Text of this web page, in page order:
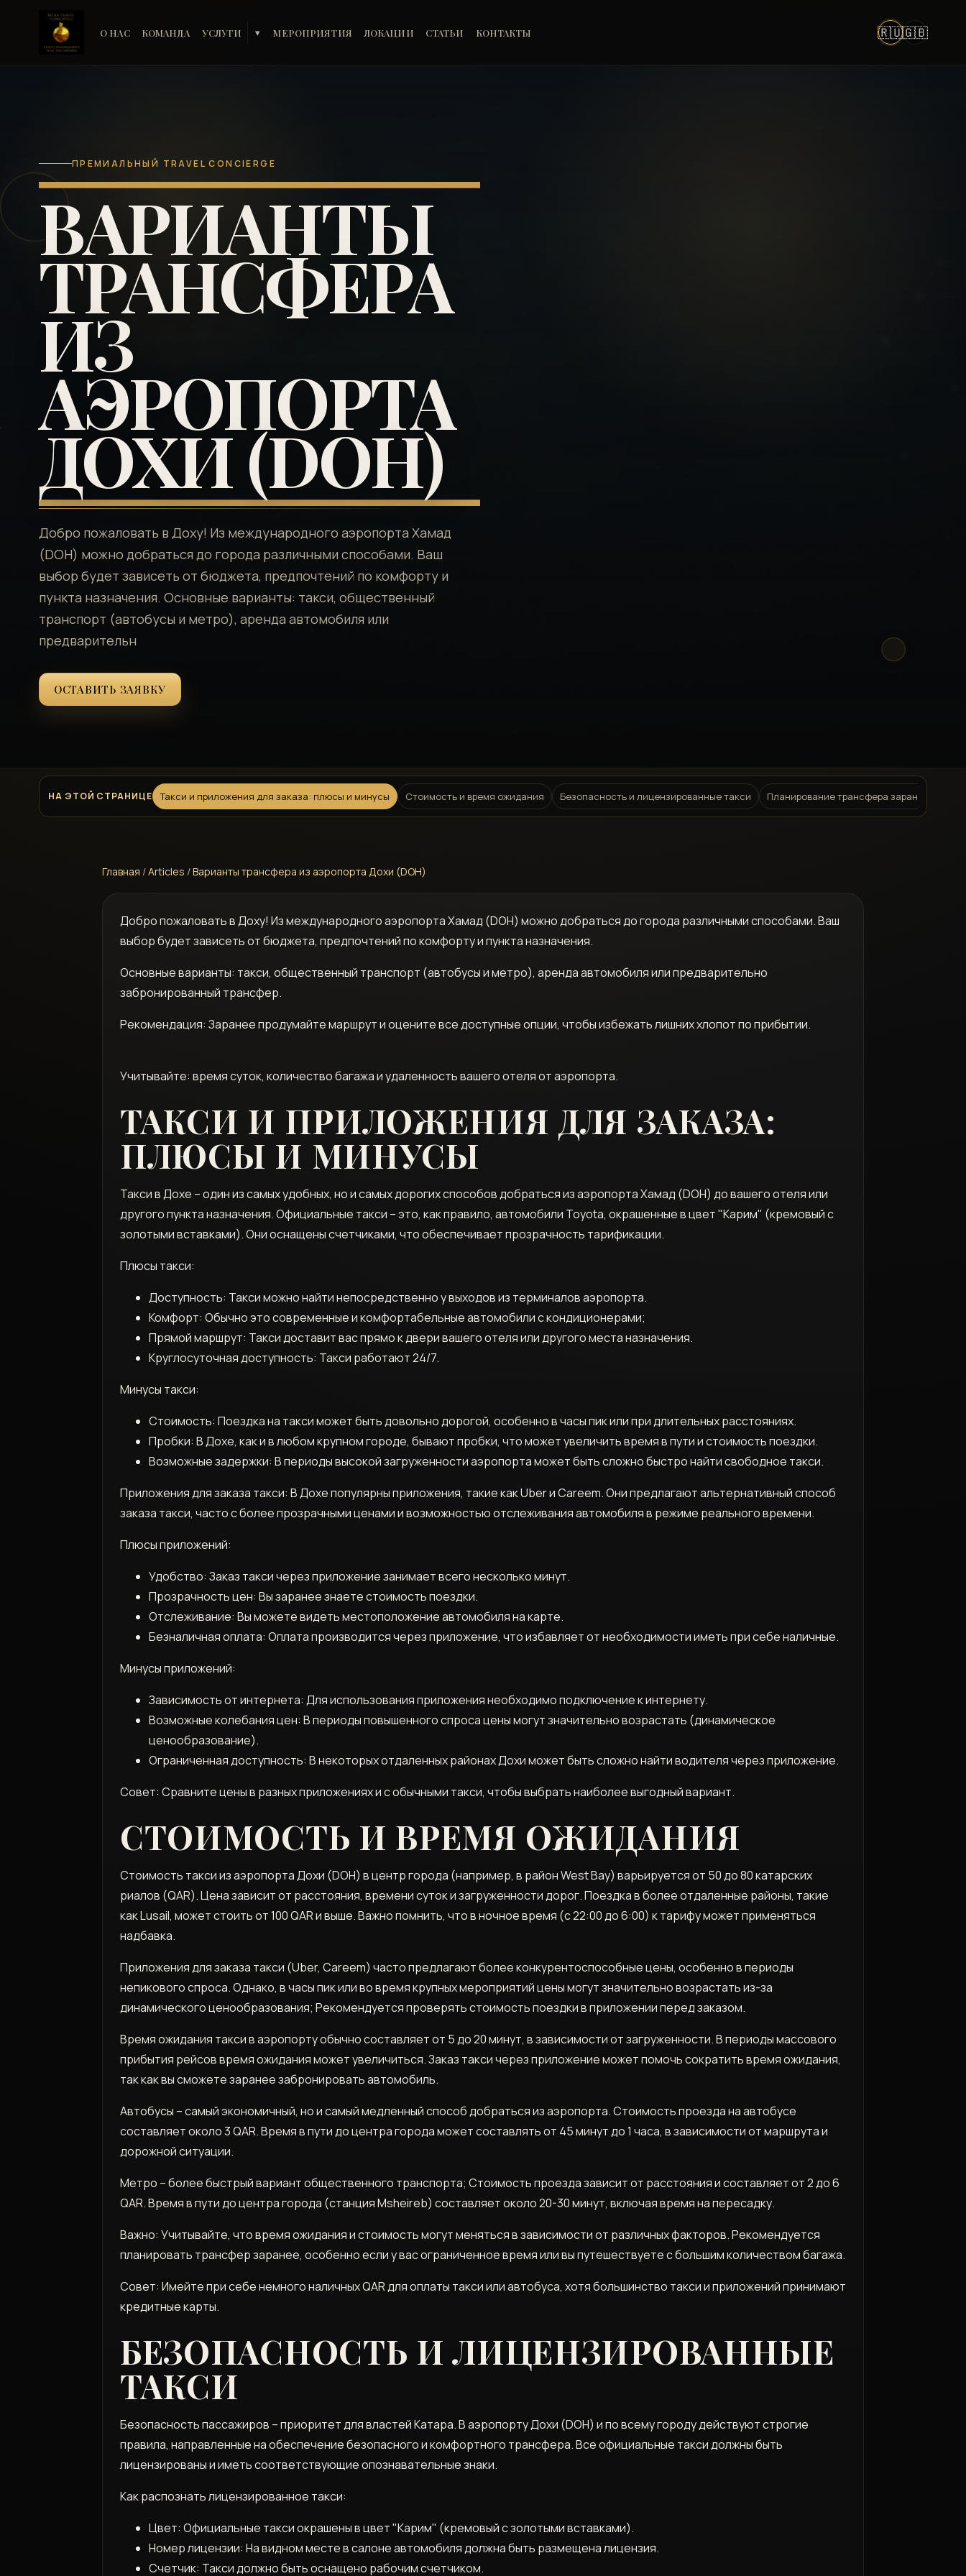
О НАС КОМАНДА УСЛУГИ ▾ МЕРОПРИЯТИЯ ЛОКАЦИИ СТАТЬИ КОНТАКТЫ 🇷🇺🇬🇧
ПРЕМИАЛЬНЫЙ TRAVEL CONCIERGE
ВАРИАНТЫ
ТРАНСФЕРА
ИЗ
АЭРОПОРТА
ДОХИ (DOH)
Добро пожаловать в Доху! Из международного аэропорта Хамад
(DOH) можно добраться до города различными способами. Ваш
выбор будет зависеть от бюджета, предпочтений по комфорту и
пункта назначения. Основные варианты: такси, общественный
транспорт (автобусы и метро), аренда автомобиля или
предварительн
ОСТАВИТЬ ЗАЯВКУ
НА ЭТОЙ СТРАНИЦЕ Такси и приложения для заказа: плюсы и минусы Стоимость и время ожидания Безопасность и лицензированные такси Планирование трансфера заранее:
Главная /Articles /Варианты трансфера из аэропорта Дохи (DOH)
Добро пожаловать в Доху! Из международного аэропорта Хамад (DOH) можно добраться до города различными способами. Ваш
выбор будет зависеть от бюджета, предпочтений по комфорту и пункта назначения.
Основные варианты: такси, общественный транспорт (автобусы и метро), аренда автомобиля или предварительно
забронированный трансфер.
Рекомендация: Заранее продумайте маршрут и оцените все доступные опции, чтобы избежать лишних хлопот по прибытии.
Учитывайте: время суток, количество багажа и удаленность вашего отеля от аэропорта.
ТАКСИ И ПРИЛОЖЕНИЯ ДЛЯ ЗАКАЗА:
ПЛЮСЫ И МИНУСЫ
Такси в Дохе – один из самых удобных, но и самых дорогих способов добраться из аэропорта Хамад (DOH) до вашего отеля или
другого пункта назначения. Официальные такси – это, как правило, автомобили Toyota, окрашенные в цвет "Карим" (кремовый с
золотыми вставками). Они оснащены счетчиками, что обеспечивает прозрачность тарификации.
Плюсы такси:
Доступность: Такси можно найти непосредственно у выходов из терминалов аэропорта.
Комфорт: Обычно это современные и комфортабельные автомобили с кондиционерами;
Прямой маршрут: Такси доставит вас прямо к двери вашего отеля или другого места назначения.
Круглосуточная доступность: Такси работают 24/7.
Минусы такси:
Стоимость: Поездка на такси может быть довольно дорогой, особенно в часы пик или при длительных расстояниях.
Пробки: В Дохе, как и в любом крупном городе, бывают пробки, что может увеличить время в пути и стоимость поездки.
Возможные задержки: В периоды высокой загруженности аэропорта может быть сложно быстро найти свободное такси.
Приложения для заказа такси: В Дохе популярны приложения, такие как Uber и Careem. Они предлагают альтернативный способ
заказа такси, часто с более прозрачными ценами и возможностью отслеживания автомобиля в режиме реального времени.
Плюсы приложений:
Удобство: Заказ такси через приложение занимает всего несколько минут.
Прозрачность цен: Вы заранее знаете стоимость поездки.
Отслеживание: Вы можете видеть местоположение автомобиля на карте.
Безналичная оплата: Оплата производится через приложение, что избавляет от необходимости иметь при себе наличные.
Минусы приложений:
Зависимость от интернета: Для использования приложения необходимо подключение к интернету.
Возможные колебания цен: В периоды повышенного спроса цены могут значительно возрастать (динамическое
ценообразование).
Ограниченная доступность: В некоторых отдаленных районах Дохи может быть сложно найти водителя через приложение.
Совет: Сравните цены в разных приложениях и с обычными такси, чтобы выбрать наиболее выгодный вариант.
СТОИМОСТЬ И ВРЕМЯ ОЖИДАНИЯ
Стоимость такси из аэропорта Дохи (DOH) в центр города (например, в район West Bay) варьируется от 50 до 80 катарских
риалов (QAR). Цена зависит от расстояния, времени суток и загруженности дорог. Поездка в более отдаленные районы, такие
как Lusail, может стоить от 100 QAR и выше. Важно помнить, что в ночное время (с 22:00 до 6:00) к тарифу может применяться
надбавка.
Приложения для заказа такси (Uber, Careem) часто предлагают более конкурентоспособные цены, особенно в периоды
непикового спроса. Однако, в часы пик или во время крупных мероприятий цены могут значительно возрастать из-за
динамического ценообразования; Рекомендуется проверять стоимость поездки в приложении перед заказом.
Время ожидания такси в аэропорту обычно составляет от 5 до 20 минут, в зависимости от загруженности. В периоды массового
прибытия рейсов время ожидания может увеличиться. Заказ такси через приложение может помочь сократить время ожидания,
так как вы сможете заранее забронировать автомобиль.
Автобусы – самый экономичный, но и самый медленный способ добраться из аэропорта. Стоимость проезда на автобусе
составляет около 3 QAR. Время в пути до центра города может составлять от 45 минут до 1 часа, в зависимости от маршрута и
дорожной ситуации.
Метро – более быстрый вариант общественного транспорта; Стоимость проезда зависит от расстояния и составляет от 2 до 6
QAR. Время в пути до центра города (станция Msheireb) составляет около 20-30 минут, включая время на пересадку.
Важно: Учитывайте, что время ожидания и стоимость могут меняться в зависимости от различных факторов. Рекомендуется
планировать трансфер заранее, особенно если у вас ограниченное время или вы путешествуете с большим количеством багажа.
Совет: Имейте при себе немного наличных QAR для оплаты такси или автобуса, хотя большинство такси и приложений принимают
кредитные карты.
БЕЗОПАСНОСТЬ И ЛИЦЕНЗИРОВАННЫЕ
ТАКСИ
Безопасность пассажиров – приоритет для властей Катара. В аэропорту Дохи (DOH) и по всему городу действуют строгие
правила, направленные на обеспечение безопасного и комфортного трансфера. Все официальные такси должны быть
лицензированы и иметь соответствующие опознавательные знаки.
Как распознать лицензированное такси:
Цвет: Официальные такси окрашены в цвет "Карим" (кремовый с золотыми вставками).
Номер лицензии: На видном месте в салоне автомобиля должна быть размещена лицензия.
Счетчик: Такси должно быть оснащено рабочим счетчиком.